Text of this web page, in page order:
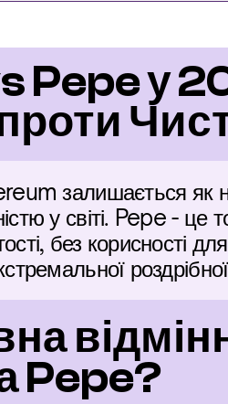
Pepe у
залишається як
у світі. Pepe -
без корисності
Pepe?